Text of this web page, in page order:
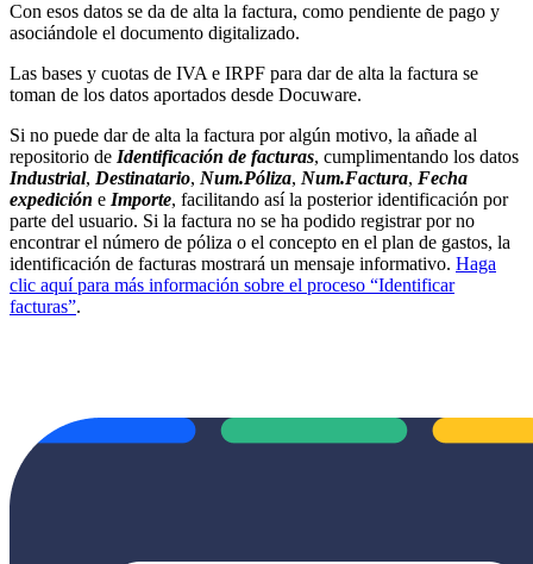
Con esos datos se da de alta la factura, como pendiente de pago y
asociándole el documento digitalizado.
Las bases y cuotas de IVA e IRPF para dar de alta la factura se
toman de los datos aportados desde Docuware.
Si no puede dar de alta la factura por algún motivo, la añade al
repositorio de Identificación de facturas, cumplimentando los datos
Industrial, Destinatario, Num.Póliza, Num.Factura, Fecha
expedición e Importe, facilitando así la posterior identificación por
parte del usuario. Si la factura no se ha podido registrar por no
encontrar el número de póliza o el concepto en el plan de gastos, la
identificación de facturas mostrará un mensaje informativo. Haga
clic aquí para más información sobre el proceso “Identificar
facturas”.